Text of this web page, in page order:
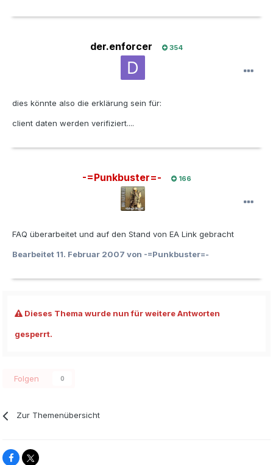
der.enforcer 354
dies könnte also die erklärung sein für:
client daten werden verifiziert....
-=Punkbuster=- 166
FAQ überarbeitet und auf den Stand von EA Link gebracht
Bearbeitet 11. Februar 2007 von -=Punkbuster=-
Dieses Thema wurde nun für weitere Antworten
gesperrt.
Folgen 0
Zur Themenübersicht